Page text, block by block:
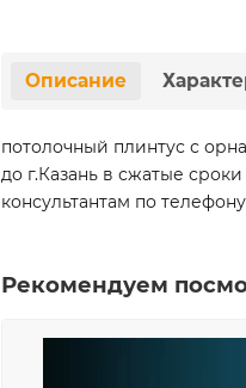
Описание
потолочный плинтус с
до г.Казань в сжатые
консультантам по
Рекомендуем